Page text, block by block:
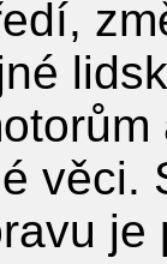
věci.
je